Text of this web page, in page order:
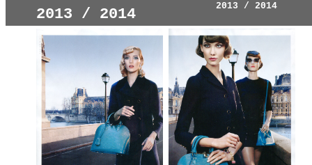
2013 / 2014
2013 / 2014